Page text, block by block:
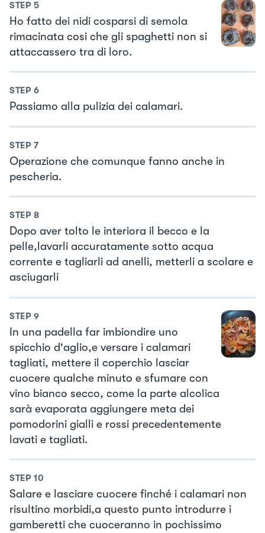
STEP 5
Ho fatto dei nidi cosparsi di semola
rimacinata cosi che gli spaghetti non si
attaccassero tra di loro.
STEP 6
Passiamo alla pulizia dei calamari.
STEP 7
Operazione che comunque fanno anche in
pescheria.
STEP 8
Dopo aver tolto le interiora il becco e la
pelle,lavarli accuratamente sotto acqua
corrente e tagliarli ad anelli, metterli a scolare e
asciugarli
STEP 9
In una padella far imbiondire uno
spicchio d'aglio,e versare i calamari
tagliati, mettere il coperchio lasciar
cuocere qualche minuto e sfumare con
vino bianco secco, come la parte alcolica
sarà evaporata aggiungere meta dei
pomodorini gialli e rossi precedentemente
lavati e tagliati.
STEP 10
Salare e lasciare cuocere finché i calamari non
risultino morbidi,a questo punto introdurre i
gamberetti che cuoceranno in pochissimo